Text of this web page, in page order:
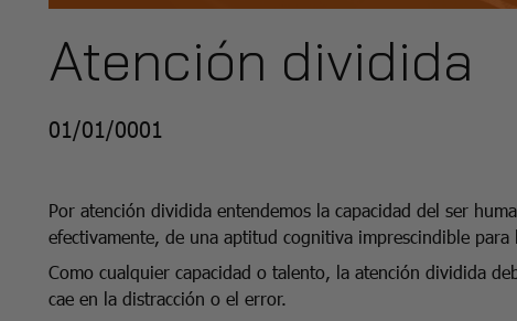
Atención dividida
01/01/0001
Por atención dividida entendemos la capacidad del ser
efectivamente, de una aptitud cognitiva imprescindible para
Como cualquier capacidad o talento, la atención dividida
cae en la distracción o el error.